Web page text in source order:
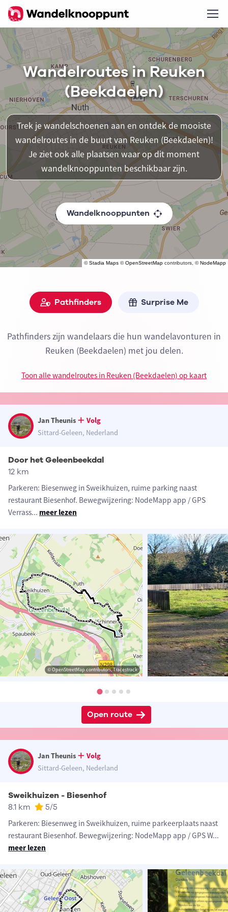
©Stadia Maps ©OpenStreetMap contributors, ©NodeMapp
Wandelroutes in Reuken
(Beekdaelen)
Trek je wandelschoenen aan en ontdek de mooiste
wandelroutes in de buurt van Reuken (Beekdaelen)!
Je ziet ook alle plaatsen waar op dit moment
wandelknooppunten beschikbaar zijn.
Wandelknooppunten
Pathfinders Surprise Me
Pathfinders zijn wandelaars die hun wandelavonturen in
Reuken (Beekdaelen) met jou delen.
Toon alle wandelroutes in Reuken (Beekdaelen) op kaart
Jan Theunis
Volg
Sittard-Geleen, Nederland
Door het Geleenbeekdal
12 km
Parkeren: Biesenweg in Sweikhuizen, ruime parking naast
restaurant Biesenhof. Bewegwijzering: NodeMapp app / GPS
Verrass... meer lezen
© OpenStreetMap contributors, Tracestrack
Open route
Jan Theunis
Volg
Sittard-Geleen, Nederland
Sweikhuizen - Biesenhof
8.1 km 5/5
Parkeren: Biesenweg in Sweikhuizen, ruime parkeerplaats naast
restaurant Biesenhof. Bewegwijzering: NodeMapp app / GPS W...
meer lezen